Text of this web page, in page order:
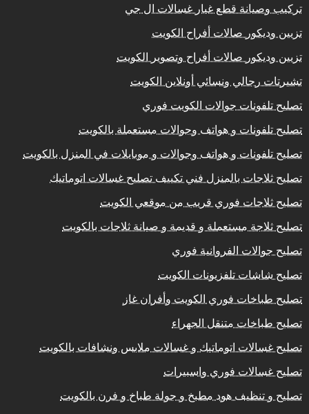
تركيب وصيانة قطع غيار غسالات ال جي
تزيين وديكور صالات أفراح الكويت
تزيين وديكور صالات أفراح وتصوير الكويت
تشيرتات رجالي ونسائي أونلاين الكويت
تصليح تلفونات جوالات الكويت فوري
تصليح تلفونات و هواتف وجوالات مستعملة بالكويت
تصليح تلفونات و هواتف وجوالات و موبايلات في المنزل بالكويت
تصليح ثلاجات بالمنزل فني تكييف تصليح غسالات اتوماتيك
تصليح ثلاجات فوري قريب من موقعي الكويت
تصليح ثلاجة مستعملة و قديمة و صيانة ثلاجات بالكويت
تصليح جوالات الفروانية فوري
تصليح شاشات تلفزيونات الكويت
تصليح طباخات فوري الكويت وأفران غاز
تصليح طباخات متنقل الجهراء
تصليح غسالات اتوماتيك و غسالات ملابس ونشافات بالكويت
تصليح غسالات فوري واسبيرات
تصليح و تنظيف هود مطبخ و جولة طباخ و فرن بالكويت